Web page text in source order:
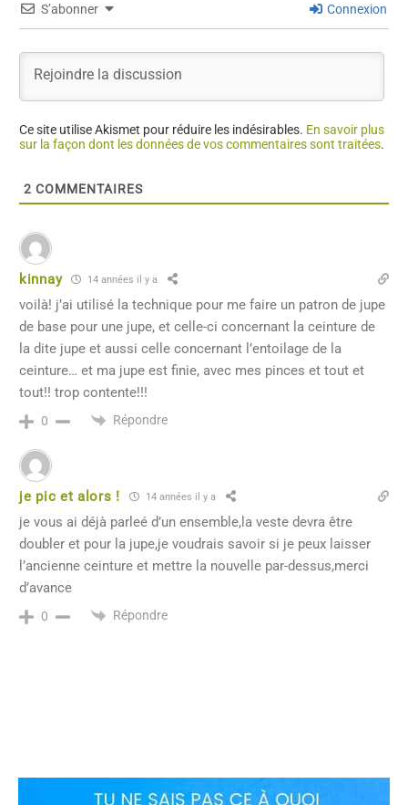
S’abonner Connexion
Ce site utilise Akismet pour réduire les indésirables. En savoir plus
sur la façon dont les données de vos commentaires sont traitées.
2 COMMENTAIRES
kinnay 14 années il y a
voilà! j’ai utilisé la technique pour me faire un patron de jupe
de base pour une jupe, et celle-ci concernant la ceinture de
la dite jupe et aussi celle concernant l’entoilage de la
ceinture… et ma jupe est finie, avec mes pinces et tout et
tout!! trop contente!!!
0 Répondre
je pic et alors ! 14 années il y a
je vous ai déjà parleé d’un ensemble,la veste devra être
doubler et pour la jupe,je voudrais savoir si je peux laisser
l’ancienne ceinture et mettre la nouvelle par-dessus,merci
d’avance
0 Répondre